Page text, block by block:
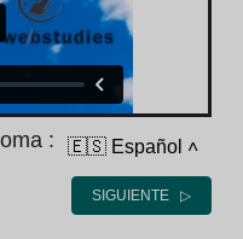
: 🇪🇸 Español ˄
SIGUIENTE ▷